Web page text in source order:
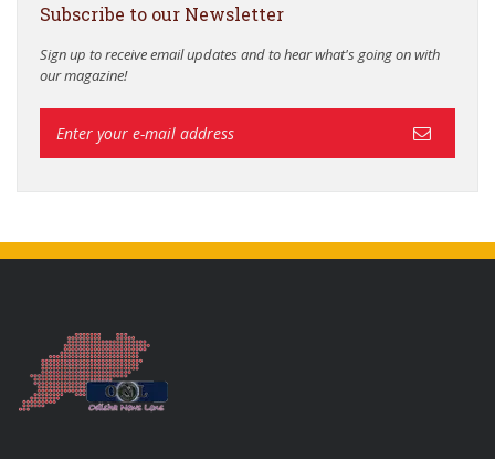
Subscribe to our Newsletter
Sign up to receive email updates and to hear what's going on with
our magazine!